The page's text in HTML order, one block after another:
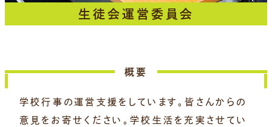
生徒会運営委員会
概要
学校行事の運営支援をしています。皆さんからの
意見をお寄せください。学校生活を充実させてい